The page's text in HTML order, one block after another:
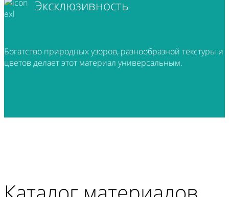
Эксклюзивность
Богатство природных узоров, разнообразной текстуры и
цветов делает этот материал универсальным.